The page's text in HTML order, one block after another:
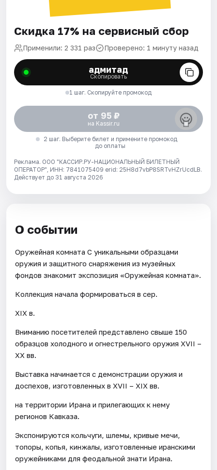
Скидка 17% на сервисный сбор
Применили: 2 331 раз Проверено: 1 минуту назад
адмитад
Скопировать
1 шаг. Скопируйте промокод
от 95 ₽
на Kassir.ru
2 шаг. Выберите билет и примените промокод
до оплаты
Реклама. ООО "КАССИР.РУ-НАЦИОНАЛЬНЫЙ БИЛЕТНЫЙ
ОПЕРАТОР", ИНН: 7841075409 erid: 25H8d7vbP8SRTvHZrUcdLB.
Действует до 31 августа 2026
О событии
Оружейная комната С уникальными образцами
оружия и защитного снаряжения из музейных
фондов знакомит экспозиция «Оружейная комната».
Коллекция начала формироваться в сер.
XIX в.
Вниманию посетителей представлено свыше 150
образцов холодного и огнестрельного оружия XVII –
XX вв.
Выставка начинается с демонстрации оружия и
доспехов, изготовленных в XVII – XIX вв.
на территории Ирана и прилегающих к нему
регионов Кавказа.
Экспонируются кольчуги, шлемы, кривые мечи,
топоры, копья, кинжалы, изготовленные иранскими
оружейниками для феодальной знати Ирана.